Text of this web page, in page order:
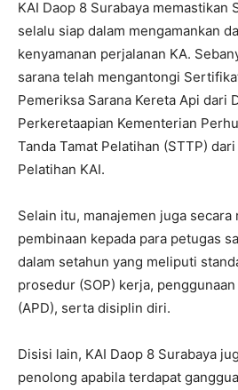
KAI Daop 8 Surabaya memastikan
selalu siap dalam mengamankan
kenyamanan perjalanan KA.
sarana telah mengantongi
Pemeriksa Sarana Kereta Api dari
Perkeretaapian Kementerian
Tanda Tamat Pelatihan (STTP)
Pelatihan KAI.
Selain itu, manajemen juga
pembinaan kepada para petugas
dalam setahun yang meliputi
prosedur (SOP) kerja,
(APD), serta disiplin diri.
Disisi lain, KAI Daop 8 Surabaya
penolong apabila terdapat